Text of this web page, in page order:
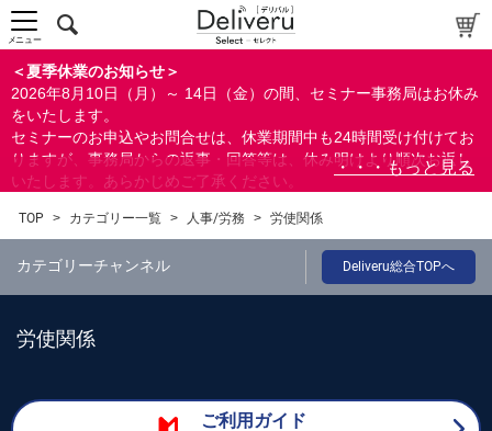
＜夏季休業のお知らせ＞
2026年8月10日（月）～ 14日（金）の間、セミナー事務局はお休み
をいたします。
セミナーのお申込やお問合せは、休業期間中も24時間受け付けてお
りますが、事務局からの返事・回答等は、休み明けより順次お返し
いたします。あらかじめご了承ください。
ができます。
メニュー
TOP > カテゴリー一覧 > 人事/労務 > 労使関係
カテゴリーチャンネル Deliveru総合TOPへ
労使関係
ご利用ガイド